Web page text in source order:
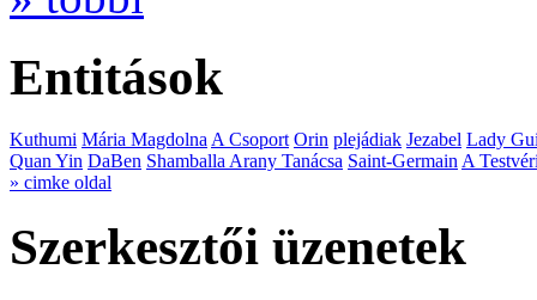
Entitások
Kuthumi Mária MagdolnaA Csoport Orin plejádiak Jezabel Lady
Quan Yin DaBen Shamballa Arany Tanácsa Saint-GermainA
» cimke oldal
Szerkesztői üzenetek